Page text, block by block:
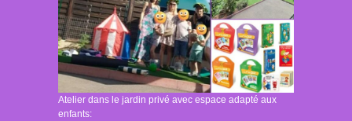
Atelier dans le jardin privé avec espace adapté aux
enfants: